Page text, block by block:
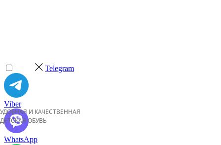
Telegram
Viber
WhatsApp
УДОБНАЯ И КАЧЕСТВЕННАЯ
ДЕТСКАЯ ОБУВЬ